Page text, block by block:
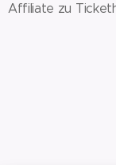
Affiliate zu